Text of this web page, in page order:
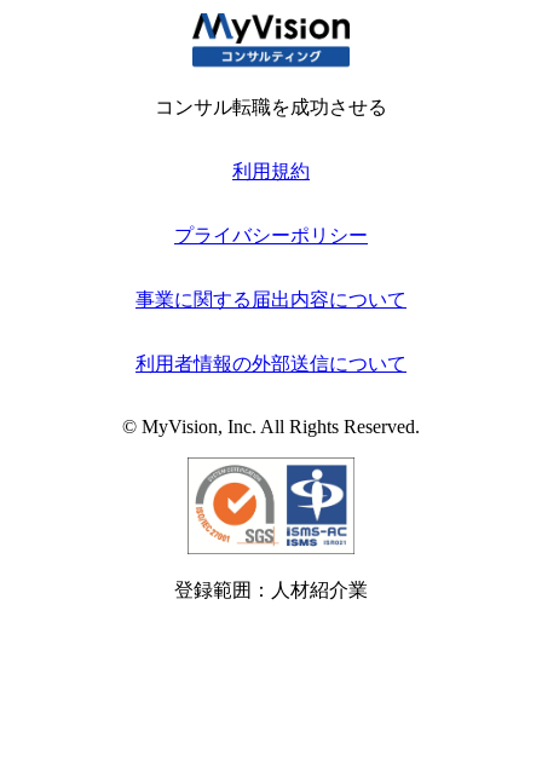
コンサル転職を成功させる
利用規約
プライバシーポリシー
事業に関する届出内容について
利用者情報の外部送信について
© MyVision, Inc. All Rights Reserved.
登録範囲：人材紹介業